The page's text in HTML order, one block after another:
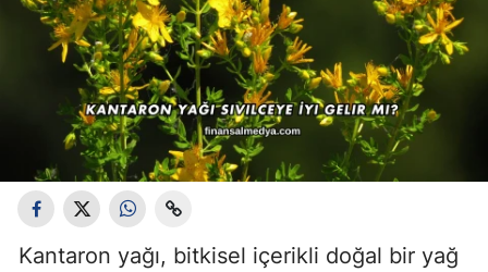
Kantaron yağı, bitkisel içerikli doğal bir yağ